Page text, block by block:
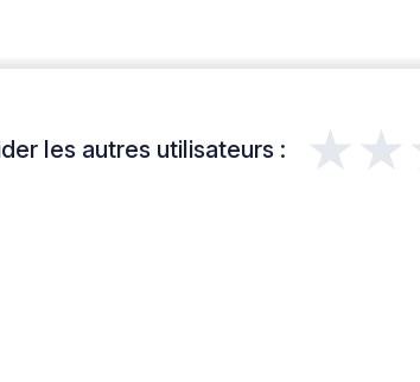
les autres utilisateurs :